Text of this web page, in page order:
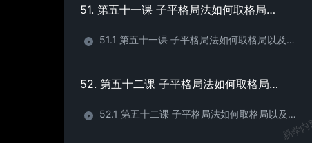
51. 第五十一课 子平格局法如何取格局以及格局用神？(1)
51.1 第五十一课 子平格局法如何取格局以及格局用神？(1)
52. 第五十二课 子平格局法如何取格局以及格局用神？(2)
52.1 第五十二课 子平格局法如何取格局以及格局用神？(2)
易学